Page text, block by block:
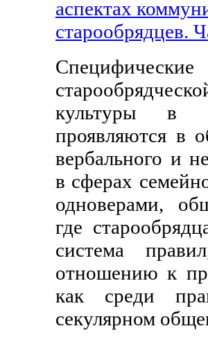
аспектах
старообрядцев.
культуры в
проявляются в
вербального и
в сферах
одноверами,
где
система
отношению к
как среди
секулярном